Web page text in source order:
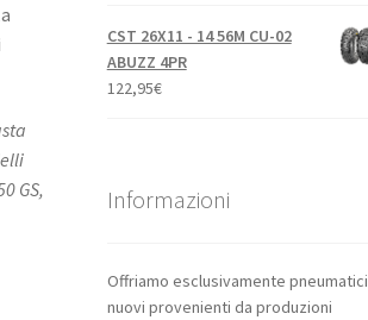
GS,
CST 26X11 - 14 56M CU-02
ABUZZ 4PR
122,95€
Informazioni
Offriamo esclusivamente pneumatici
nuovi provenienti da produzioni